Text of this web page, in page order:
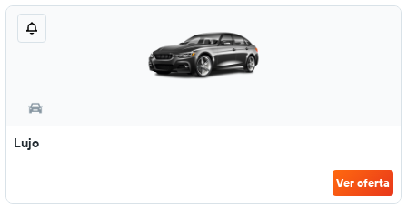
Lujo
Ver oferta